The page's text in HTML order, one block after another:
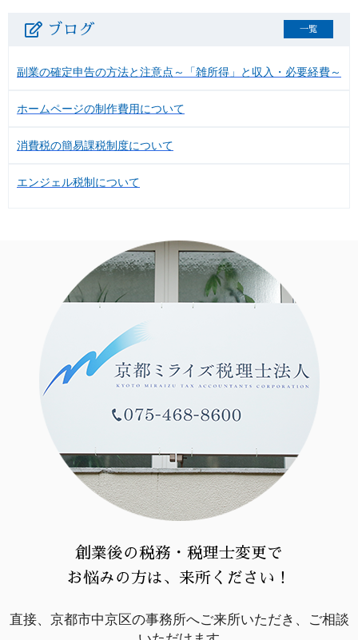
ブログ 一覧
副業の確定申告の方法と注意点～「雑所得」と収入・必要経費～
ホームページの制作費用について
消費税の簡易課税制度について
エンジェル税制について
創業後の税務・税理士変更で
お悩みの方は、来所ください！
直接、京都市中京区の事務所へご来所いただき、ご相談